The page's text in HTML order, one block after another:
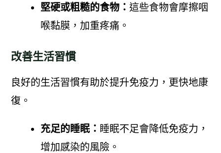
堅硬或粗糙的食物： 這些食物會摩擦咽
喉黏膜，加重疼痛。
改善生活習慣
良好的生活習慣有助於提升免疫力，更快地康
復。
充足的睡眠： 睡眠不足會降低免疫力，
增加感染的風險。